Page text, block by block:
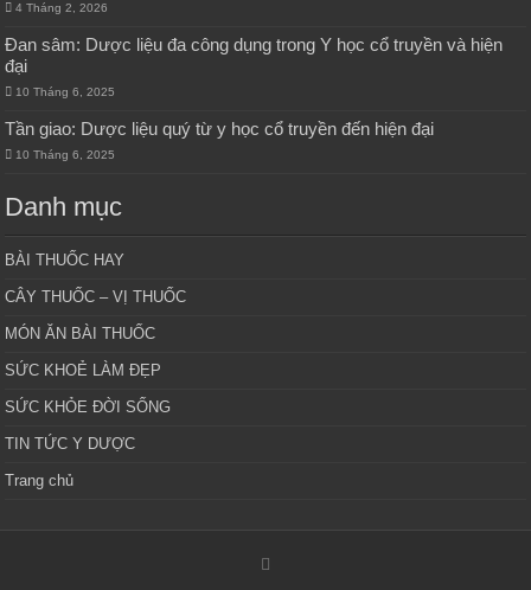
4 Tháng 2, 2026
Đan sâm: Dược liệu đa công dụng trong Y học cổ truyền và hiện
đại
10 Tháng 6, 2025
Tần giao: Dược liệu quý từ y học cổ truyền đến hiện đại
10 Tháng 6, 2025
Danh mục
BÀI THUỐC HAY
CÂY THUỐC – VỊ THUỐC
MÓN ĂN BÀI THUỐC
SỨC KHOẺ LÀM ĐẸP
SỨC KHỎE ĐỜI SỐNG
TIN TỨC Y DƯỢC
Trang chủ